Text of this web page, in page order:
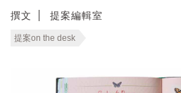
撰文 提案編輯室
提案on the desk